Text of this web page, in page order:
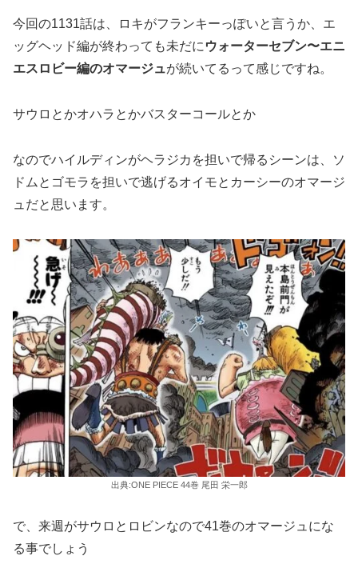
今回の1131話は、ロキがフランキーっぽいと言うか、エ
ッグヘッド編が終わっても未だに ウォーターセブン〜エニ
エスロビー編のオマージュが続いてるって感じですね。
サウロとかオハラとかバスターコールとか
なのでハイルディンがヘラジカを担いで帰るシーンは、ソ
ドムとゴモラを担いで逃げるオイモとカーシーのオマージ
ュだと思います。
出典:ONE PIECE 44巻 尾田 栄一郎
で、来週がサウロとロビンなので41巻のオマージュにな
る事でしょう